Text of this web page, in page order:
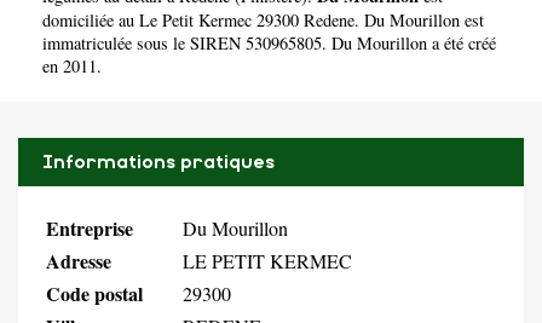
domiciliée au Le Petit Kermec 29300 Redene. Du Mourillon est
immatriculée sous le SIREN 530965805. Du Mourillon a été créé
en 2011.
Informations pratiques
Entreprise Du Mourillon
Adresse LE PETIT KERMEC
Code postal 29300